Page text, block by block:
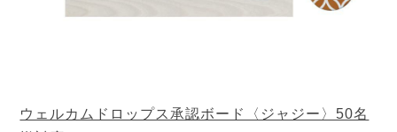
ウェルカムドロップス承認ボード〈ジャジー〉50名